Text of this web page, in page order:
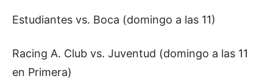
Estudiantes vs. Boca (domingo a las 11)
Racing A. Club vs. Juventud (domingo a las 11
en Primera)